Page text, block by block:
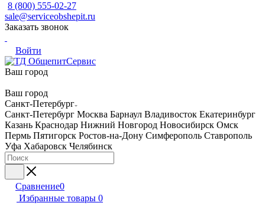
8 (800) 555-02-27
sale@serviceobshepit.ru
Заказать звонок
Войти
Ваш город
Ваш город
Санкт-Петербург
Санкт-Петербург Москва Барнаул Владивосток Екатеринбург
Казань Краснодар Нижний Новгород Новосибирск Омск
Пермь Пятигорск Ростов-на-Дону Симферополь Ставрополь
Уфа Хабаровск Челябинск
Сравнение0
Избранные товары 0